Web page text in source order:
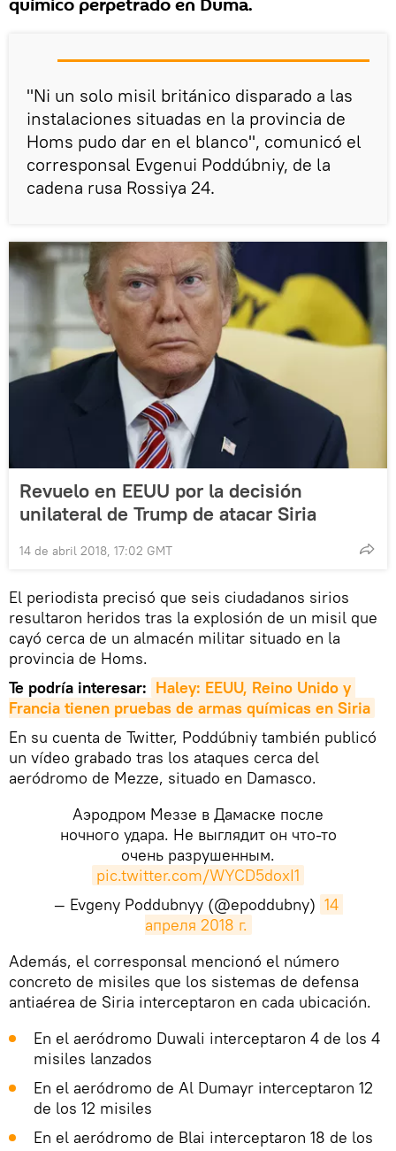
químico perpetrado en Duma.
"Ni un solo misil británico disparado a las
instalaciones situadas en la provincia de
Homs pudo dar en el blanco", comunicó el
corresponsal Evgenui Poddúbniy, de la
cadena rusa Rossiya 24.
Revuelo en EEUU por la decisión
unilateral de Trump de atacar Siria
14 de abril 2018, 17:02 GMT
El periodista precisó que seis ciudadanos sirios
resultaron heridos tras la explosión de un misil que
cayó cerca de un almacén militar situado en la
provincia de Homs.
Te podría interesar: Haley: EEUU, Reino Unido y
Francia tienen pruebas de armas químicas en Siria
En su cuenta de Twitter, Poddúbniy también publicó
un vídeo grabado tras los ataques cerca del
aeródromo de Mezze, situado en Damasco.
Аэродром Меззе в Дамаске после
ночного удара. Не выглядит он что-то
очень разрушенным.
pic.twitter.com/WYCD5doxI1
— Evgeny Poddubnyy (@epoddubny) 14
апреля 2018 г.
Además, el corresponsal mencionó el número
concreto de misiles que los sistemas de defensa
antiaérea de Siria interceptaron en cada ubicación.
En el aeródromo Duwali interceptaron 4 de los 4
misiles lanzados
En el aeródromo de Al Dumayr interceptaron 12
de los 12 misiles
En el aeródromo de Blai interceptaron 18 de los